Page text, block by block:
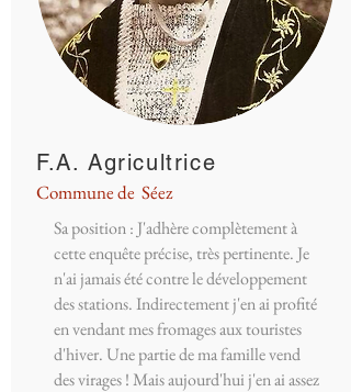
F.A. Agricultrice
Commune de Séez
Sa position : J'adhère complètement à
cette enquête précise, très pertinente. Je
n'ai jamais été contre le développement
des stations. Indirectement j'en ai profité
en vendant mes fromages aux touristes
d'hiver. Une partie de ma famille vend
des virages ! Mais aujourd'hui j'en ai assez